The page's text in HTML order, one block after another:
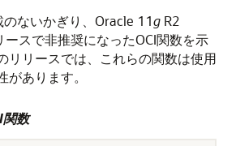
ないかぎり、Oracle 11g R2
スで非推奨になったOCI関数を示
リリースでは、これらの関数は使用
があります。
関数